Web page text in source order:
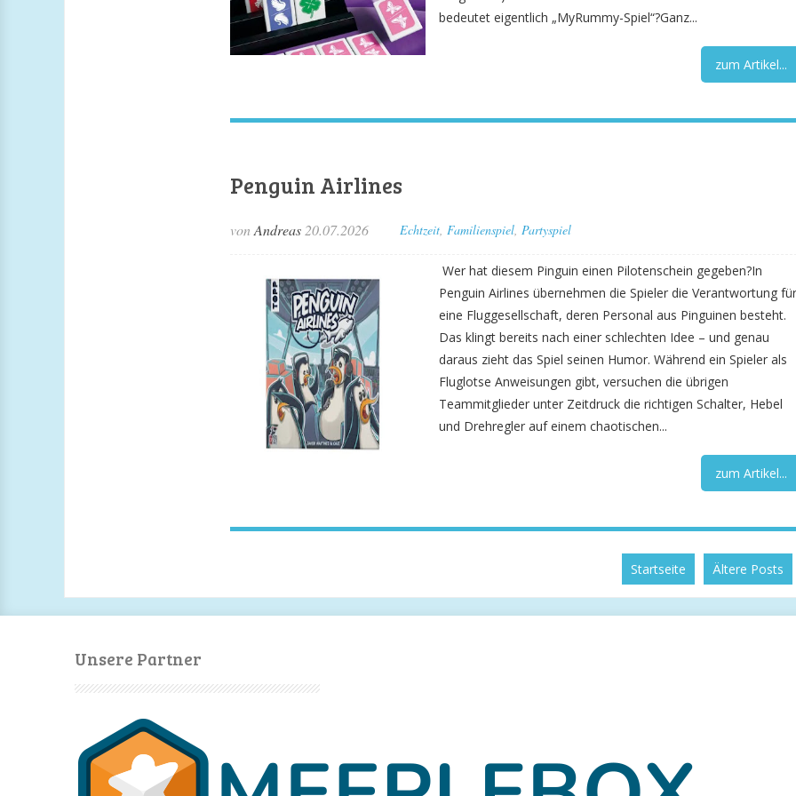
bedeutet eigentlich „MyRummy-Spiel“?Ganz...
zum Artikel...
Penguin Airlines
vonAndreas 20.07.2026 Echtzeit, Familienspiel, Partyspiel
Wer hat diesem Pinguin einen Pilotenschein gegeben?In
Penguin Airlines übernehmen die Spieler die Verantwortung für
eine Fluggesellschaft, deren Personal aus Pinguinen besteht.
Das klingt bereits nach einer schlechten Idee – und genau
daraus zieht das Spiel seinen Humor. Während ein Spieler als
Fluglotse Anweisungen gibt, versuchen die übrigen
Teammitglieder unter Zeitdruck die richtigen Schalter, Hebel
und Drehregler auf einem chaotischen...
zum Artikel...
Ältere Posts
Startseite
Unsere Partner